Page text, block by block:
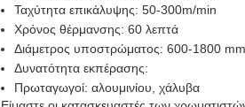
Ταχύτητα επικάλυψης: 50-300m/min
Χρόνος θέρμανσης: 60 λεπτά
Διάμετρος υποστρώματος: 600-1800 mm
Δυνατότητα εκπέρασης:
Πρωταγωγοί: αλουμινίου, χάλυβα